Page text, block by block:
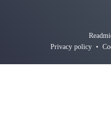
Privacy policy •